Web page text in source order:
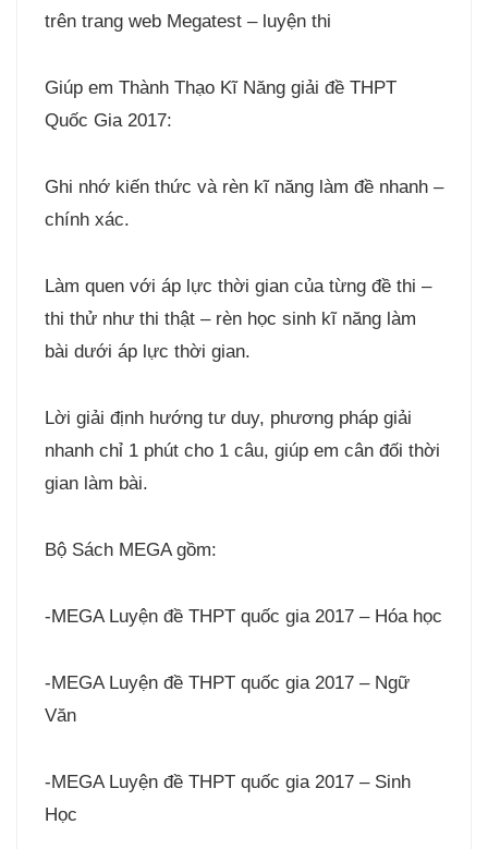
trên trang web Megatest – luyện thi
Giúp em Thành Thạo Kĩ Năng giải đề THPT
Quốc Gia 2017:
Ghi nhớ kiến thức và rèn kĩ năng làm đề nhanh –
chính xác.
Làm quen với áp lực thời gian của từng đề thi –
thi thử như thi thật – rèn học sinh kĩ năng làm
bài dưới áp lực thời gian.
Lời giải định hướng tư duy, phương pháp giải
nhanh chỉ 1 phút cho 1 câu, giúp em cân đối thời
gian làm bài.
Bộ Sách MEGA gồm:
-MEGA Luyện đề THPT quốc gia 2017 – Hóa học
-MEGA Luyện đề THPT quốc gia 2017 – Ngữ
Văn
-MEGA Luyện đề THPT quốc gia 2017 – Sinh
Học